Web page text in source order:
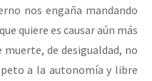
nos engaña mandando
quiere es causar aún más
de desigualdad, no
a la autonomía y libre